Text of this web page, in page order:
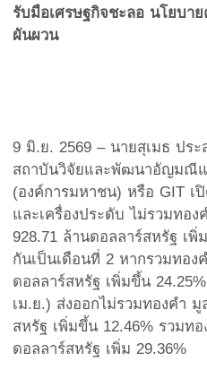
รับมือเศรษฐกิจชะลอ นโยบา
ผันผวน
9 มิ.ย. 2569 – นายสุเมธ ปร
สถาบันวิจัยและพัฒนาอัญมณีแ
(องค์การมหาชน) หรือ GIT เ
และเครื่องประดับ ไม่รวมทอ
928.71 ล้านดอลลาร์สหรัฐ เ
กันเป็นเดือนที่ 2 หากรวมทอง
ดอลลาร์สหรัฐ เพิ่มขึ้น
เม.ย.) ส่งออกไม่รวมทองคำ
สหรัฐ เพิ่มขึ้น 12.46% รวมท
ดอลลาร์สหรัฐ เพิ่ม 29.36%